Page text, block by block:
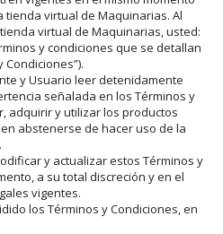
tienda virtual de Maquinarias. Al
virtual de Maquinarias, usted:
y condiciones que se detallan
y Usuario leer detenidamente
señalada en los Términos y
adquirir y utilizar los productos
abstenerse de hacer uso de la
y actualizar estos Términos y
a su total discreción y en el
vigentes.
los Términos y Condiciones, en